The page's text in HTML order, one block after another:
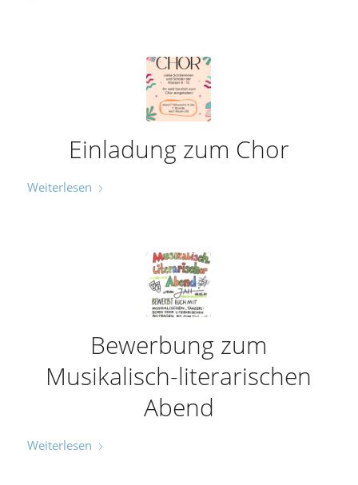
Einladung zum Chor
Weiterlesen
Bewerbung zum
Musikalisch-literarischen
Abend
Weiterlesen